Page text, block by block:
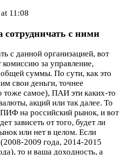
11:08
с ними
с данной организацией, вот
за управление,
суммы. По сути, как это
свои деньги, точнее
тоже самое), ПАИ эти каких-то
акций или так далее. То
ПИФ на российский рынок, и вот
зависеть от того, будет ли
или нет в целом. Если
2009 года, 2014-2015
то и ваша доходность, а